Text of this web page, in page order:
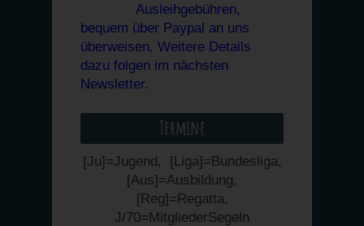
Ausleihgebühren,
bequem über Paypal an uns
überweisen. Weitere Details
dazu folgen im nächsten
Newsletter.
Termine
[Ju]=Jugend, [Liga]=Bundesliga,
[Aus]=Ausbildung,
[Reg]=Regatta,
J/70=MitgliederSegeln